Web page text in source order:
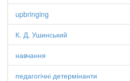
upbringing
К. Д. Ушинський
навчання
педагогічні детермінанти